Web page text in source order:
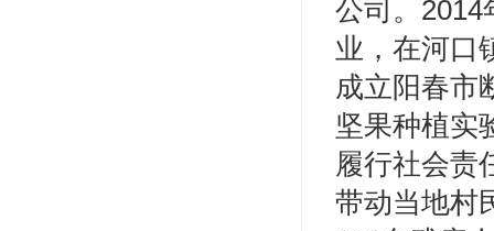
公司。2014
业，在河口
成立阳春市
坚果种植实
履行社会责
带动当地村